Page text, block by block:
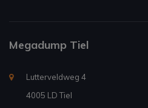
Megadump Tiel
Lutterveldweg 4
4005 LD Tiel